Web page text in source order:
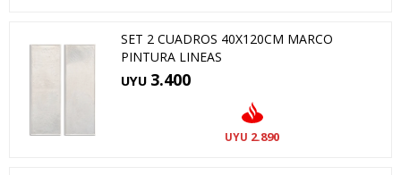
SET 2 CUADROS 40X120CM MARCO
PINTURA LINEAS
UYU 3.400
UYU 2.890